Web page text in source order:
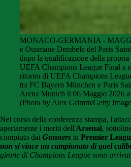
MONACO-GERMANIA -
e Ousmane Dembele del Paris
dopo la qualificazione della propria
UEFA Champions League Final a
ritorno di UEFA Champions
tra FC Bayern München e Paris
Arena Munich il 06 Maggio 2026
(Photo by Alex Grimm/Getty
Nel corso della conferenza stampa,
apertamente i meriti dell'Arsenal,
compiuto dai Gunners in Premier
non si vince un campionato di quel
girone di Champions League sono